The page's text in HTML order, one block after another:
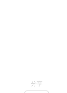
分享